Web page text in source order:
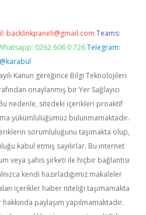
backlinkpaneli@gmail.com Teams:
0262 606 0 726 Telegram:
@karabul
Kanun gereğince Bilgi Teknolojileri
onaylanmış bir Yer Sağlayıcı
nedenle, sitedeki içerikleri proaktif
yükümlülüğümüz bulunmamaktadır.
sorumluluğunu taşımakta olup,
kabul etmiş sayılırlar. Bu internet
veya şahıs şirketi ile hiçbir bağlantısı
kendi hazırladığımız makaleler
içerikler haber niteliği taşımamakta
paylaşım yapılmamaktadır.